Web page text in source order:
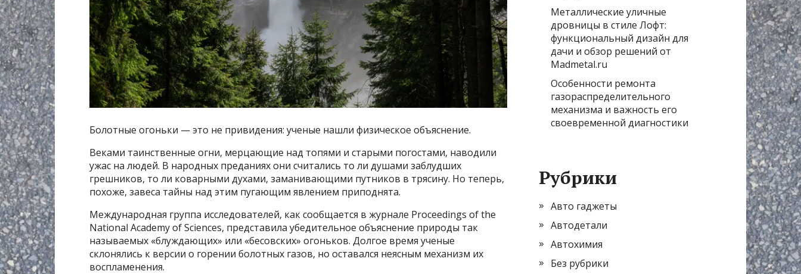
Болотные огоньки — это не привидения: ученые нашли физическое объяснение.
Веками таинственные огни, мерцающие над топями и старыми погостами, наводили
ужас на людей. В народных преданиях они считались то ли душами заблудших
грешников, то ли коварными духами, заманивающими путников в трясину. Но теперь,
похоже, завеса тайны над этим пугающим явлением приподнята.
Международная группа исследователей, как сообщается в журнале Proceedings of the
National Academy of Sciences, представила убедительное объяснение природы так
называемых «блуждающих» или «бесовских» огоньков. Долгое время ученые
склонялись к версии о горении болотных газов, но оставался неясным механизм их
воспламенения.
Металлические уличные
дровницы в стиле Лофт:
функциональный дизайн для
дачи и обзор решений от
Madmetal.ru
Особенности ремонта
газораспределительного
механизма и важность его
своевременной диагностики
Рубрики
Авто гаджеты
Автодетали
Автохимия
Без рубрики